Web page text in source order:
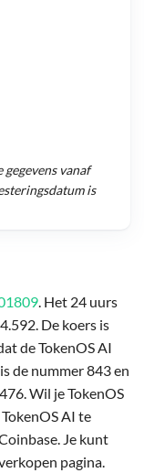
. Het 24 uurs
De koers is
de TokenOS AI
de nummer 843 en
Wil je TokenOS
AI te
Je kunt
pagina.
vanaf
is